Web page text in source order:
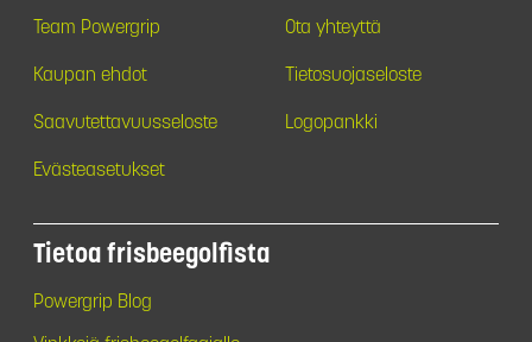
Team Powergrip Ota yhteyttä
Kaupan ehdot Tietosuojaseloste
Saavutettavuusseloste Logopankki
Evästeasetukset
Tietoa frisbeegolfista
Powergrip Blog